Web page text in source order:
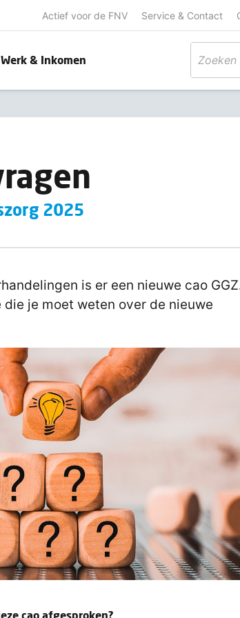
Actief voor de FNV Service & Contact
Werk & Inkomen
2025
is er een nieuwe cao
je moet weten over de nieuwe
cao afgesproken?